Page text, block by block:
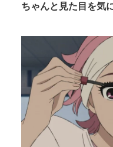
ちゃんと見た目を気